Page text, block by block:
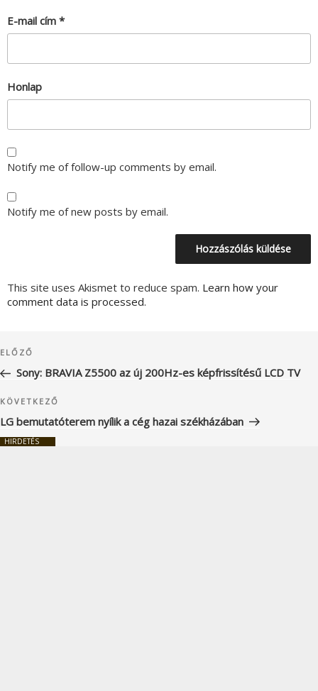
E-mail cím *
Honlap
Notify me of follow-up comments by email.
Notify me of new posts by email.
This site uses Akismet to reduce spam. Learn how your
comment data is processed.
navigáció
Korábbi
bejegyzés
ELŐZŐ
Sony: BRAVIA Z5500 az új 200Hz-es képfrissítésű LCD TV
Következő
bejegyzés
KÖVETKEZŐ
LG bemutatóterem nyílik a cég hazai székházában
HIRDETÉS